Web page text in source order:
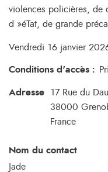
violences policières, de
d »éTat, de grande
Vendredi 16 janvier
Conditions d'accès :
Adresse
17 Rue du
38000
France
Nom du contact
Jade